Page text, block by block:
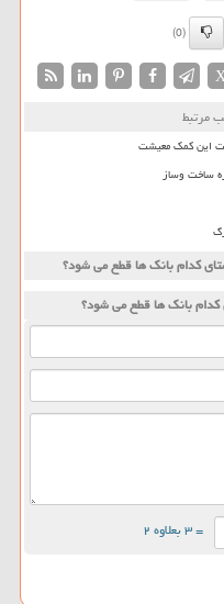
(0)
X
مرتبط
این کمک معیشت
كدام بانك ها قطع می شود؟
كدام بانك ها قطع می شود؟
= ۳ بعلاوه ۲